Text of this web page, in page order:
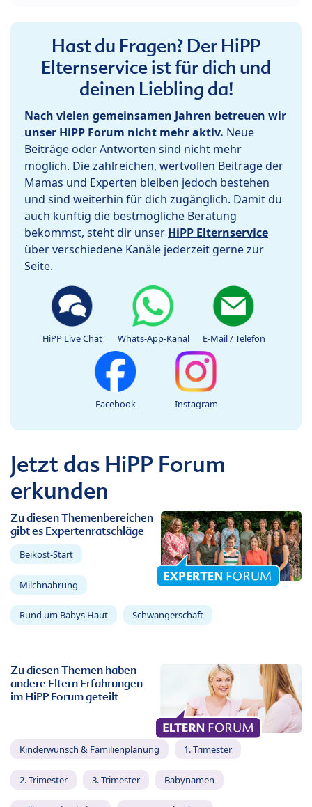
Hast du Fragen? Der HiPP
Elternservice ist für dich und
deinen Liebling da!
Nach vielen gemeinsamen Jahren betreuen wir
unser HiPP Forum nicht mehr aktiv. Neue
Beiträge oder Antworten sind nicht mehr
möglich. Die zahlreichen, wertvollen Beiträge der
Mamas und Experten bleiben jedoch bestehen
und sind weiterhin für dich zugänglich. Damit du
auch künftig die bestmögliche Beratung
bekommst, steht dir unser HiPP Elternservice
über verschiedene Kanäle jederzeit gerne zur
Seite.
HiPP Live Chat Whats-App-Kanal E-Mail / Telefon
Facebook Instagram
Jetzt das HiPP Forum
erkunden
Zu diesen Themenbereichen
gibt es Expertenratschläge
Beikost-Start
Milchnahrung
Rund um Babys Haut Schwangerschaft
Zu diesen Themen haben
andere Eltern Erfahrungen
im HiPP Forum geteilt
Kinderwunsch & Familienplanung 1. Trimester
2. Trimester 3. Trimester Babynamen